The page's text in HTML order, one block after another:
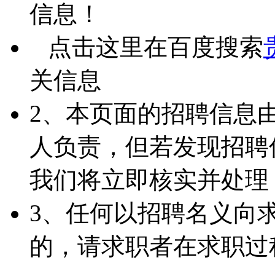
信息！
点击这里在百度搜索
关信息
2、本页面的招聘信息
人负责，但若发现招
我们将立即核实并处理
3、任何以招聘名义向
的，请求职者在求职